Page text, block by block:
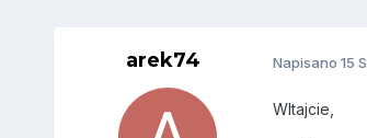
arek74 Napisano 15
WItajcie,